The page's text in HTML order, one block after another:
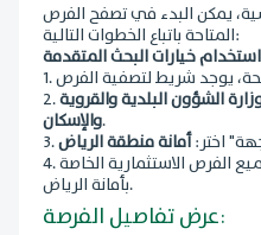
يمكن البدء في تصفح الفرص
المتاحة باتباع الخطوات التالية:
الشؤون البلدية والقروية
والإسكان.
اختر:أمانة منطقة الرياض
الفرص الاستثمارية الخاصة
بأمانة الرياض.
عرض تفاصيل الفرصة: